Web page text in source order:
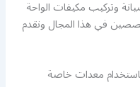
وتركيب مكيفات الواحة
في هذا المجال ونقدم
معدات خاصة